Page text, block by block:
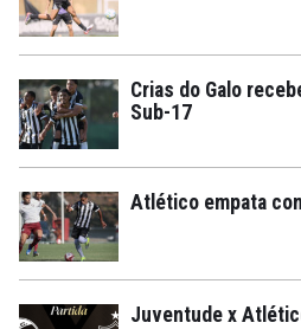
Crias do Galo
Sub-17
Atlético empata
Juventude x